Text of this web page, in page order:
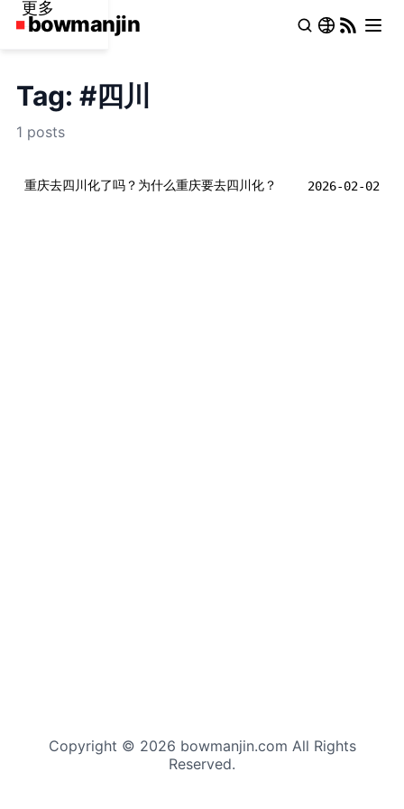
更多
Tag: #四川
1 posts
重庆去四川化了吗？为什么重庆要去四川化？ 2026-02-02
Copyright © 2026 bowmanjin.com All Rights
Reserved.